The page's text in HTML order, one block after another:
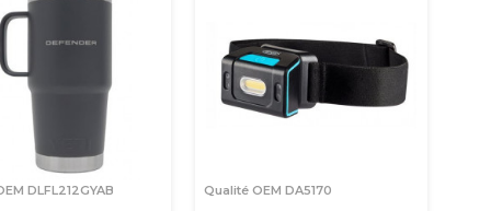
DLFL212GYAB Qualité OEM DA5170